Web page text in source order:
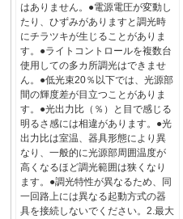
はありません。●電源電圧が変動し
たり、ひずみがありますと調光時
にチラツキが生じることがありま
す。●ライトコントロールを複数台
使用しての多カ所調光はできませ
ん。●低光束20％以下では、光源部
間の輝度差が目立つことがありま
す。●光出力比（％）と目で感じる
明るさ感には相違があります。●光
出力比は室温、器具形態により異
なり、一般的に光源部周囲温度が
高くなるほど調光範囲は狭くなり
ます。●調光特性が異なるため、同
一回路上には異なる起動方式の器
具を接続しないでください。2.最大